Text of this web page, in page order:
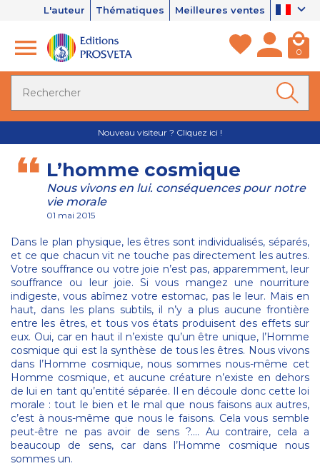
L'auteur Thématiques Meilleures ventes
0
Nouveau visiteur ? Cliquez ici !
L’homme cosmique
Nous vivons en lui. conséquences pour notre
vie morale
01 mai 2015
Dans le plan physique, les êtres sont individualisés, séparés,
et ce que chacun vit ne touche pas directement les autres.
Votre souffrance ou votre joie n’est pas, apparemment, leur
souffrance ou leur joie. Si vous mangez une nourriture
indigeste, vous abîmez votre estomac, pas le leur. Mais en
haut, dans les plans subtils, il n’y a plus aucune frontière
entre les êtres, et tous vos états produisent des effets sur
eux. Oui, car en haut il n’existe qu’un être unique, l’Homme
cosmique qui est la synthèse de tous les êtres. Nous vivons
dans l’Homme cosmique, nous sommes nous-même cet
Homme cosmique, et aucune créature n’existe en dehors
de lui en tant qu’entité séparée. Il en découle donc cette loi
morale : tout le bien et le mal que nous faisons aux autres,
c’est à nous-même que nous le faisons. Cela vous semble
peut-être ne pas avoir de sens ?…. Au contraire, cela a
beaucoup de sens, car dans l’Homme cosmique nous
sommes un.